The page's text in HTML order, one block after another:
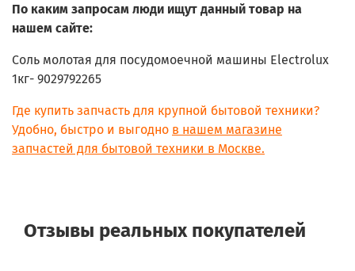
Назначение
Cоль растворяясь в
уменьшить
Модель: 9029792265
По каким запросам люди ищут данный товар на
нашем сайте:
Соль молотая для посудомоечной машины Electrolux
1кг- 9029792265
Где купить запчасть для крупной бытовой техники?
Удобно, быстро и выгодно в нашем магазине
запчастей для бытовой техники в Москве.
Отзывы реальных покупателей